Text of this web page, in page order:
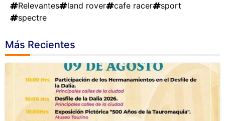
Relevantes
land rover cafe racer
sport
spectre
Más Recientes